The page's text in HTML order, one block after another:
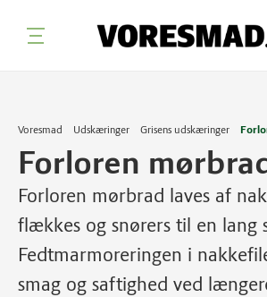
Voresmad Udskæringer Grisens udskæringer
Forloren
Forloren mørbrad laves af
flækkes og snørers til en lang
Fedtmarmoreringen i
smag og saftighed ved